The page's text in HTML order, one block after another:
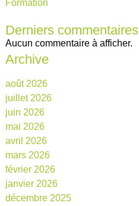
Formation
Derniers commentaires
Aucun commentaire à afficher.
Archive
août 2026
juillet 2026
juin 2026
mai 2026
avril 2026
mars 2026
février 2026
janvier 2026
décembre 2025